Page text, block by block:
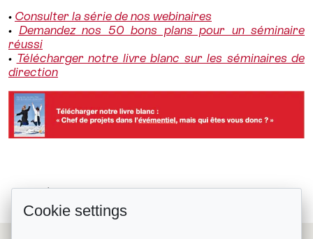
• Consulter la série de nos webinaires
• Demandez nos 50 bons plans pour un séminaire
réussi
• Télécharger notre livre blanc sur les séminaires de
direction
Les #CoupsDeCoeur de Mélanie Porret...
Cookie settings